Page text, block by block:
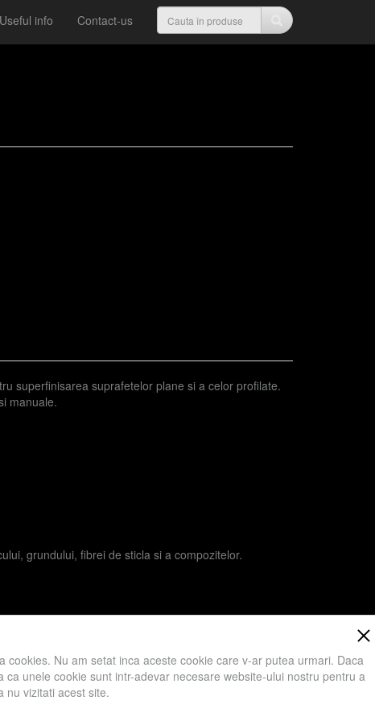
Useful info Contact-us
superfinisarea suprafetelor plane si a celor profilate.
manuale.
grundului, fibrei de sticla si a compozitelor.
Nu am setat inca aceste cookie care v-ar putea urmari. Daca
unele cookie sunt intr-adevar necesare website-ului nostru pentru a
nu vizitati acest site.